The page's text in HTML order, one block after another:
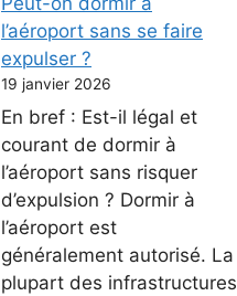
l’aéroport sans se faire
expulser ?
19 janvier 2026
En bref : Est-il légal et
courant de dormir à
l’aéroport sans risquer
d’expulsion ? Dormir à
l’aéroport est
généralement autorisé. La
plupart des infrastructures